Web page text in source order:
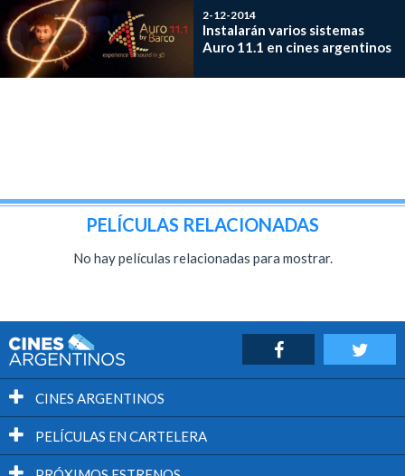
2-12-2014
Instalarán varios sistemas
Auro 11.1 en cines argentinos
PELÍCULAS RELACIONADAS
No hay películas relacionadas para mostrar.
CINES ARGENTINOS
PELÍCULAS EN CARTELERA